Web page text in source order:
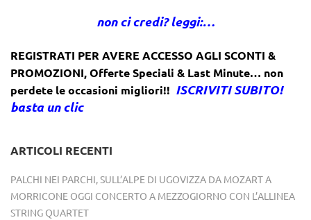
non ci credi? leggi:…
REGISTRATI PER AVERE ACCESSO AGLI SCONTI &
PROMOZIONI,Offerte Speciali & Last Minute… non
perdete le occasioni migliori!! ISCRIVITI SUBITO!
basta un clic
ARTICOLI RECENTI
PALCHI NEI PARCHI, SULL’ALPE DI UGOVIZZA DA MOZART A
MORRICONE OGGI CONCERTO A MEZZOGIORNO CON L’ALLINEA
STRING QUARTET